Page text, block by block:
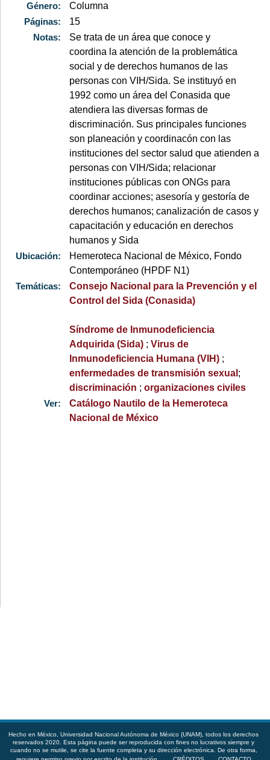
Género:
Columna
Páginas:
15
Notas:
Se trata de un área que conoce y
coordina la atención de la problemática
social y de derechos humanos de las
personas con VIH/Sida. Se instituyó en
1992 como un área del Conasida que
atendiera las diversas formas de
discriminación. Sus principales funciones
son planeación y coordinacón con las
instituciones del sector salud que atienden a
personas con VIH/Sida; relacionar
instituciones públicas con ONGs para
coordinar acciones; asesoría y gestoría de
derechos humanos; canalización de casos y
capacitación y educación en derechos
humanos y Sida
Ubicación:
Hemeroteca Nacional de México, Fondo
Contemporáneo (HPDF N1)
Temáticas:
Consejo Nacional para la Prevención y el
Control del Sida (Conasida)
Síndrome de Inmunodeficiencia
Adquirida (Sida) ;Virus de
Inmunodeficiencia Humana (VIH) ;
enfermedades de transmisión sexual ;
discriminación ;organizaciones civiles
Ver:
Catálogo Nautilo de la Hemeroteca
Nacional de México
Hecho en México, Universidad Nacional Autónoma de México (UNAM), todos los derechos
reservados 2020. Esta página puede ser reproducida con fines no lucrativos siempre y
cuando no se mutile, se cite la fuente completa y su dirección electrónica. De otra forma,